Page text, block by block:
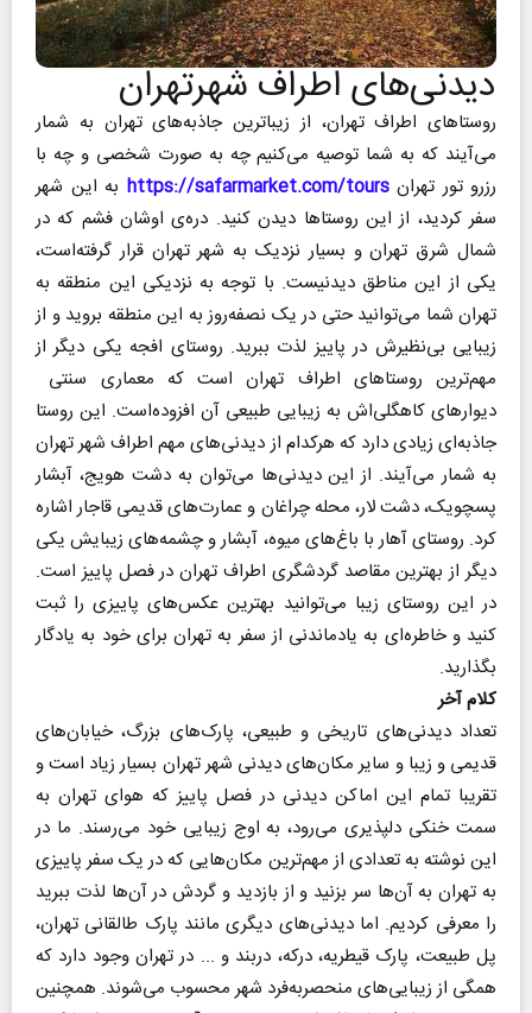
دیدنی‌های اطراف شهرتهران
روستاهای اطراف تهران، از زیباترین جاذبه‌های تهران به شمار
می‌آیند که به شما توصیه می‌کنیم چه به صورت شخصی و چه با
رزرو تور تهرانhttps://safarmarket.com/tours به این شهر
سفر کردید، از این روستاها دیدن کنید. دره‌ی اوشان فشم که در
شمال شرق تهران و بسیار نزدیک به شهر تهران قرار گرفته‌است،
یکی از این مناطق دیدنیست. با توجه به نزدیکی این منطقه به
تهران شما می‌توانید حتی در یک نصفه‌روز به این منطقه بروید و از
زیبایی بی‌نظیرش در پاییز لذت ببرید. روستای افجه یکی دیگر از
مهم‌ترین روستاهای اطراف تهران است که معماری سنتی
دیوارهای کاهگلی‌اش به زیبایی طبیعی آن افزوده‌است. این روستا
جاذبه‌ای زیادی دارد که هرکدام از دیدنی‌های مهم اطراف شهر تهران
به شمار می‌آیند. از این دیدنی‌ها می‌توان به دشت هویج، آبشار
پسچویک، دشت لار، محله چراغان و عمارت‌های قدیمی قاجار اشاره
کرد. روستای آهار با باغ‌های میوه، آبشار و چشمه‌های زیبایش یکی
دیگر از بهترین مقاصد گردشگری اطراف تهران در فصل پاییز است.
در این روستای زیبا می‌توانید بهترین عکس‌های پاییزی را ثبت
کنید و خاطره‌ای به یادماندنی از سفر به تهران برای خود به یادگار
بگذارید.
کلام آخر
تعداد دیدنی‌های تاریخی و طبیعی، پارک‌های بزرگ، خیابان‌های
قدیمی و زیبا و سایر مکان‌های دیدنی شهر تهران بسیار زیاد است و
تقریبا تمام این اماکن دیدنی در فصل پاییز که هوای تهران به
سمت خنکی دلپذیری می‌رود، به اوج زیبایی خود می‌رسند. ما در
این نوشته به تعدادی از مهم‌ترین مکان‌هایی که در یک سفر پاییزی
به تهران به آن‌ها سر بزنید و از بازدید و گردش در آن‌ها لذت ببرید
را معرفی کردیم. اما دیدنی‌های دیگری مانند پارک طالقانی تهران،
پل طبیعت، پارک قیطریه، درکه، دربند و ... در تهران وجود دارد که
همگی از زیبایی‌های منحصربه‌فرد شهر محسوب می‌شوند. همچنین